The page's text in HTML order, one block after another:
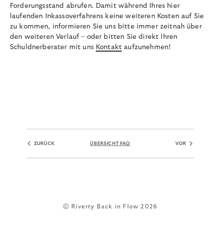
Forderungsstand abrufen. Damit während Ihres hier
laufenden Inkassoverfahrens keine weiteren Kosten auf Sie
zu kommen, informieren Sie uns bitte immer zeitnah über
den weiteren Verlauf – oder bitten Sie direkt Ihren
Schuldnerberater mit uns Kontakt aufzunehmen!
ZURÜCK ÜBERSICHT FAQ VOR
© Riverty Back in Flow 2026